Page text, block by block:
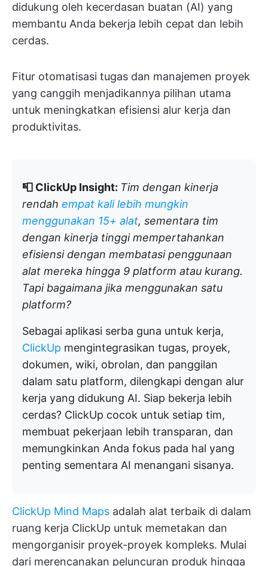
didukung oleh kecerdasan buatan (AI) yang
membantu Anda bekerja lebih cepat dan lebih
cerdas.
Fitur otomatisasi tugas dan manajemen proyek
yang canggih menjadikannya pilihan utama
untuk meningkatkan efisiensi alur kerja dan
produktivitas.
📮 ClickUp Insight: Tim dengan kinerja
rendah empat kali lebih mungkin
menggunakan 15+ alat, sementara tim
dengan kinerja tinggi mempertahankan
efisiensi dengan membatasi penggunaan
alat mereka hingga 9 platform atau kurang.
Tapi bagaimana jika menggunakan satu
platform?
Sebagai aplikasi serba guna untuk kerja,
ClickUp mengintegrasikan tugas, proyek,
dokumen, wiki, obrolan, dan panggilan
dalam satu platform, dilengkapi dengan alur
kerja yang didukung AI. Siap bekerja lebih
cerdas? ClickUp cocok untuk setiap tim,
membuat pekerjaan lebih transparan, dan
memungkinkan Anda fokus pada hal yang
penting sementara AI menangani sisanya.
ClickUp Mind Maps adalah alat terbaik di dalam
ruang kerja ClickUp untuk memetakan dan
mengorganisir proyek-proyek kompleks. Mulai
dari merencanakan peluncuran produk hingga